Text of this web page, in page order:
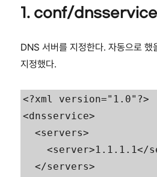
1. conf/
DNS 서버를 지정한다. 자동으로 했
지정했다.
<?xml version="1.0"?>
<dnsservice>
  <servers>
    <server>1.1.1.1</server>
  </servers>